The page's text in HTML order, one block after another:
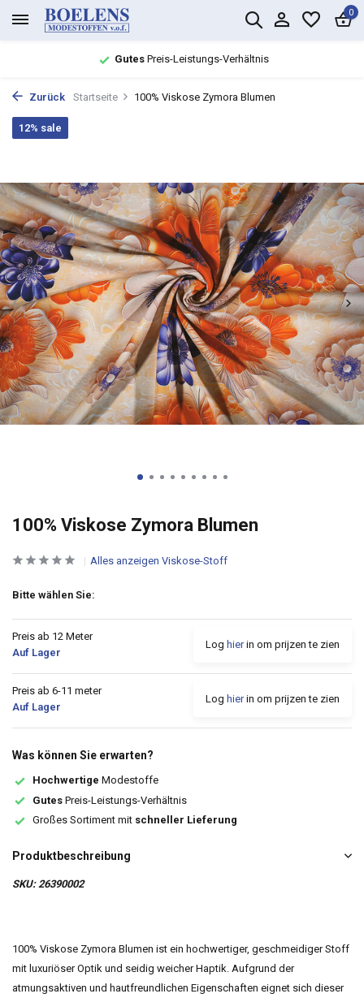
0
GutesPreis-Leistungs-Verhältnis
Zurück Startseite 100% Viskose Zymora Blumen
100% Viskose Zymora Blumen
12% sale
Alles anzeigen Viskose-Stoff
Bitte wählen Sie:
Preis ab 12 Meter
Auf Lager
Log hierin om prijzen te zien
Preis ab 6-11 meter
Auf Lager
Log hierin om prijzen te zien
Was können Sie erwarten?
Hochwertige Modestoffe
Gutes Preis-Leistungs-Verhältnis
Großes Sortiment mit schneller Lieferung
Produktbeschreibung
SKU: 26390002
100% Viskose Zymora Blumen ist ein hochwertiger, geschmeidiger Stoff
mit luxuriöser Optik und seidig weicher Haptik. Aufgrund der
atmungsaktiven und hautfreundlichen Eigenschaften eignet sich dieser